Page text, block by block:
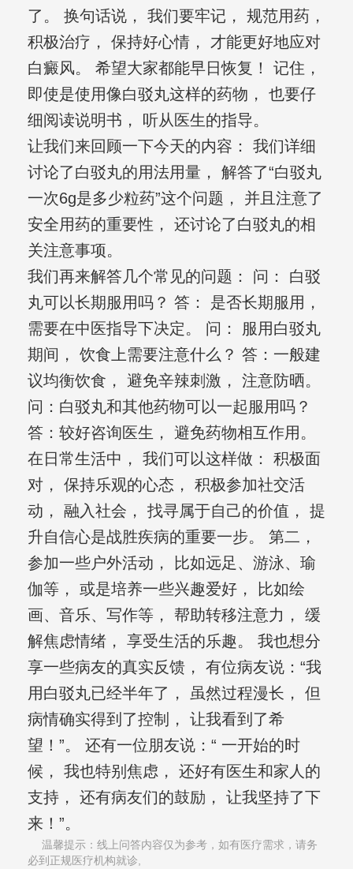
了。 换句话说， 我们要牢记， 规范用药，
积极治疗， 保持好心情， 才能更好地应对
白癜风。 希望大家都能早日恢复！ 记住，
即使是使用像白驳丸这样的药物， 也要仔
细阅读说明书， 听从医生的指导。
让我们来回顾一下今天的内容： 我们详细
讨论了白驳丸的用法用量， 解答了“白驳丸
一次6g是多少粒药”这个问题， 并且注意了
安全用药的重要性， 还讨论了白驳丸的相
关注意事项。
我们再来解答几个常见的问题： 问： 白驳
丸可以长期服用吗？ 答： 是否长期服用，
需要在中医指导下决定。 问： 服用白驳丸
期间， 饮食上需要注意什么？ 答：一般建
议均衡饮食， 避免辛辣刺激， 注意防晒。
问：白驳丸和其他药物可以一起服用吗？
答：较好咨询医生， 避免药物相互作用。
在日常生活中， 我们可以这样做： 积极面
对， 保持乐观的心态， 积极参加社交活
动， 融入社会， 找寻属于自己的价值， 提
升自信心是战胜疾病的重要一步。 第二，
参加一些户外活动， 比如远足、游泳、瑜
伽等， 或是培养一些兴趣爱好， 比如绘
画、音乐、写作等， 帮助转移注意力， 缓
解焦虑情绪， 享受生活的乐趣。 我也想分
享一些病友的真实反馈， 有位病友说：“我
用白驳丸已经半年了， 虽然过程漫长， 但
病情确实得到了控制， 让我看到了希
望！”。 还有一位朋友说：“ 一开始的时
候， 我也特别焦虑， 还好有医生和家人的
支持， 还有病友们的鼓励， 让我坚持了下
来！”。
温馨提示：线上问答内容仅为参考，如有医疗需求，请务
必到正规医疗机构就诊,